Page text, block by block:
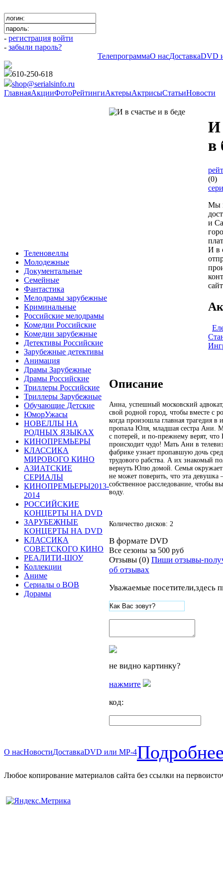
- регистрация войти
- забыли пароль?
ТелепрограммаО насДоставкаDVD
610-250-618
shop@serialsinfo.ru
ГлавнаяАкцииФотоРейтингиАктерыАктрисыСтатьиНовости
Теленовеллы
Молодежные
Документальные
Семейные
Фантастика
Мелодрамы зарубежные
Криминальные
Российские мелодрамы
Комедии Российские
Комедии зарубежные
Детективы Российские
Зарубежные детективы
Анимация
Драмы Зарубежные
Драмы Российские
Триллеры Российские
Триллеры Зарубежные
Обучающие Детские
ЮморУжасы
НОВЕЛЛЫ НА
РОДНЫХ ЯЗЫКАХ
КИНОПРЕМЬЕРЫ
КЛАССИКА
МИРОВОГО КИНО
АЗИАТСКИЕ
СЕРИАЛЫ
КИНОПРЕМЬЕРЫ2013-
2014
РОССИЙСКИЕ
КОНЦЕРТЫ НА DVD
ЗАРУБЕЖНЫЕ
КОНЦЕРТЫ НА DVD
КЛАССИКА
СОВЕТСКОГО КИНО
РЕАЛИТИ-ШОУ
Коллекции
Аниме
Сериалы о ВОВ
Дорамы
И
в
(0)
Мы
и
И в
Описание
Анна, успешный московский
свой родной город, чтобы вместе с
когда произошла главная трагедия в
пропала Юля, младшая сестра Ани.
с потерей, и по-прежнему верят,
происходит чудо! Мать Ани в
фабрике узнает пропавшую дочь
трудового рабства. А их знакомый
вернуть Юлю домой. Семья
не может поверить, что эта девушка
собственное расследование, чтобы
воду.
Количество дисков: 2
В формате DVD
Все сезоны за 500 руб
Отзывы (0) Пиши отзывы-
об отзывах
Уважаемые посетители,здесь
не видно картинку?
нажмите
код:
О насНовостиДоставкаDVD или MP-4
Любое копирование материалов сайта без ссылки на